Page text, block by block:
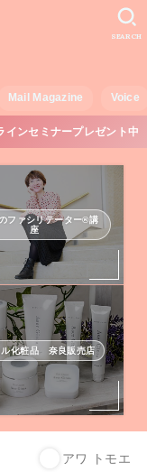
Mail Magazine Voice
SEARCH
インセミナープレゼント中
ファシリテーター®講
座
ル化粧品 奈良販売店
アワ トモエ